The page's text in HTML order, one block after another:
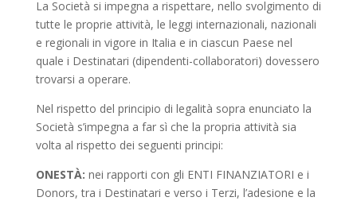
La Società si impegna a rispettare, nello svolgimento di
tutte le proprie attività, le leggi internazionali, nazionali
e regionali in vigore in Italia e in ciascun Paese nel
quale i Destinatari (dipendenti-collaboratori) dovessero
trovarsi a operare.
Nel rispetto del principio di legalità sopra enunciato la
Società s’impegna a far sì che la propria attività sia
volta al rispetto dei seguenti principi:
ONESTÀ: nei rapporti con gli ENTI FINANZIATORI e i
Donors, tra i Destinatari e verso i Terzi, l’adesione e la